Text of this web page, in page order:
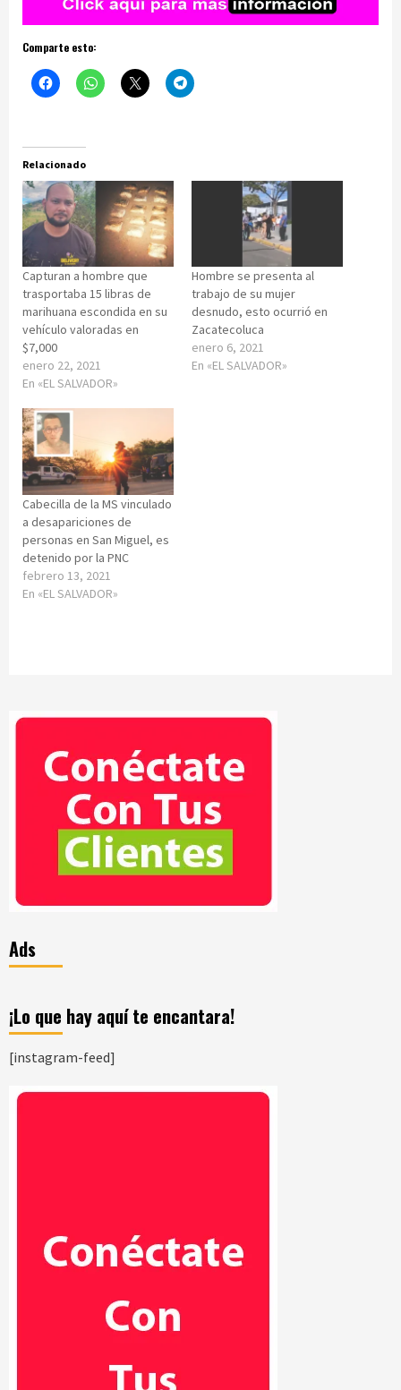
Comparte esto:
Relacionado
Capturan a hombre que
trasportaba 15 libras de
marihuana escondida en su
vehículo valoradas en
$7,000
enero 22, 2021
En «EL SALVADOR»
Hombre se presenta al
trabajo de su mujer
desnudo, esto ocurrió en
Zacatecoluca
enero 6, 2021
En «EL SALVADOR»
Cabecilla de la MS vinculado
a desapariciones de
personas en San Miguel, es
detenido por la PNC
febrero 13, 2021
En «EL SALVADOR»
Ads
¡Lo que hay aquí te encantara!
[instagram-feed]